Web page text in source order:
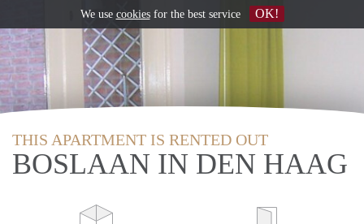
THIS APARTMENT IS RENTED OUT
BOSLAAN IN DEN HAAG
We use cookiesfor the best service OK!